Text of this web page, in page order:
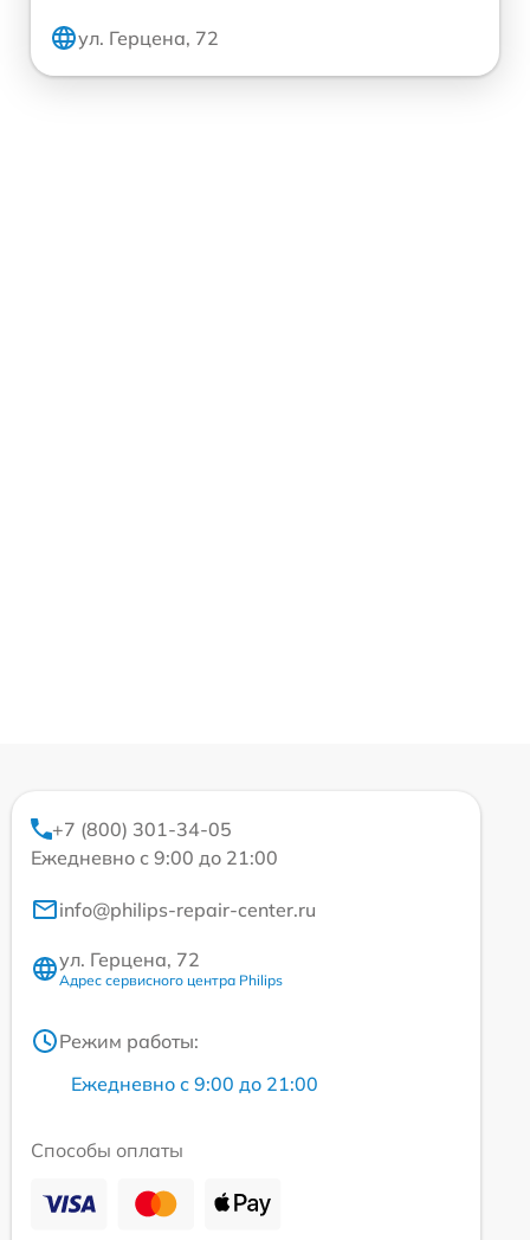
ул. Герцена, 72
+7 (800) 301-34-05
Ежедневно с 9:00 до 21:00
info@philips-repair-center.ru
ул. Герцена, 72
Адрес сервисного центра Philips
Режим работы:
Ежедневно с 9:00 до 21:00
Способы оплаты